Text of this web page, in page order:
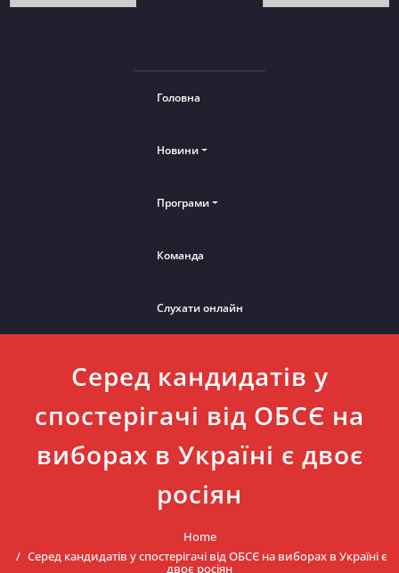
Головна
Новини
Програми
Команда
Слухати онлайн
Серед кандидатів у
спостерігачі від ОБСЄ на
виборах в Україні є двоє
росіян
Home
Серед кандидатів у спостерігачі від ОБСЄ на виборах в Україні є
двоє росіян